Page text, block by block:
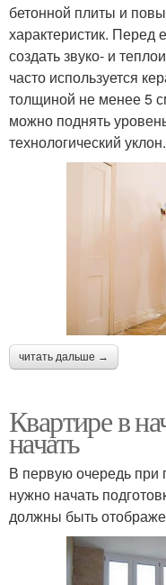
бетонной плиты и
характеристик.
создать звуко- и
часто используется
толщиной не менее 5
можно поднять
технологический уклон.
читать дальше →
Квартире в
начать
В первую очередь при
нужно начать
должны быть